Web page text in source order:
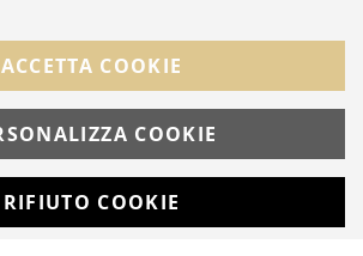
Instagram Whatsapp
Arreda s.r.l. | P.IVA IT05919160969
Galileo Galilei, 14 | Milano
ACCETTA COOKIE
COOKIE
RIFIUTO COOKIE